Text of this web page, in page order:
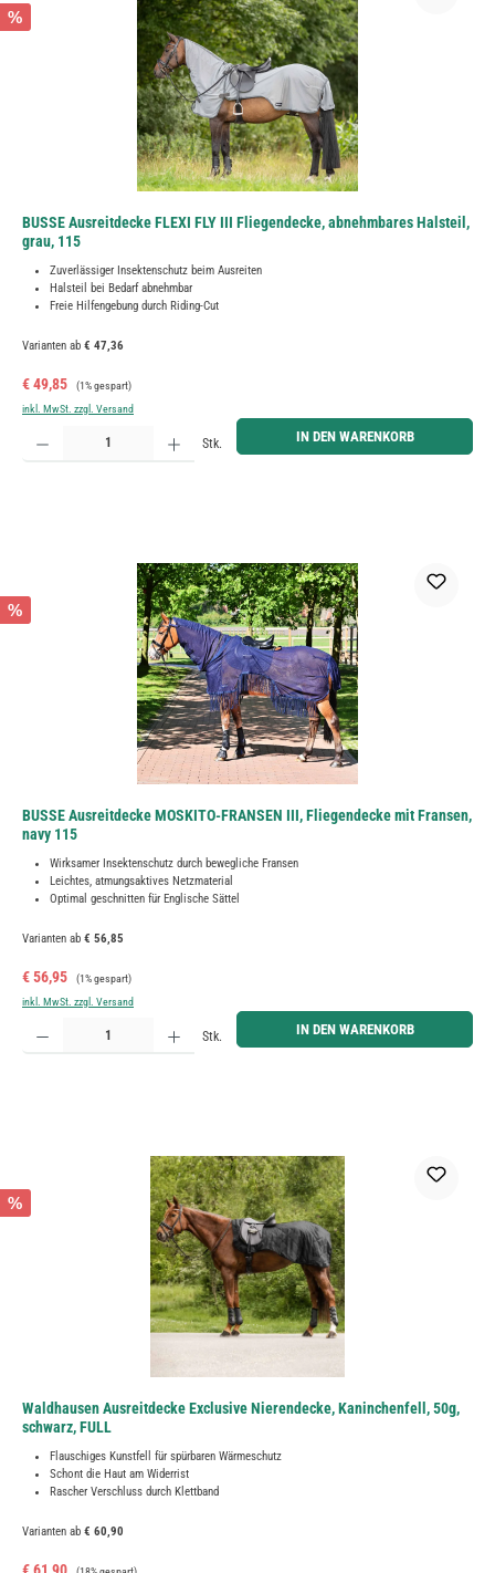
%
BUSSE Ausreitdecke FLEXI FLY III Fliegendecke, abnehmbares Halsteil,
grau, 115
Zuverlässiger Insektenschutz beim Ausreiten
Halsteil bei Bedarf abnehmbar
Freie Hilfengebung durch Riding-Cut
Varianten ab € 47,36
Verkaufspreis:
€ 49,85 Regulärer Preis:
(1% gespart)
inkl. MwSt. zzgl. Versand
Produkt Anzahl: Gib den gewünschten Wert ein oder benutze die Schaltflächen um die Anzahl zu
Stk. IN DEN WARENKORB
%
BUSSE Ausreitdecke MOSKITO-FRANSEN III, Fliegendecke mit Fransen,
navy 115
Wirksamer Insektenschutz durch bewegliche Fransen
Leichtes, atmungsaktives Netzmaterial
Optimal geschnitten für Englische Sättel
Varianten ab € 56,85
Verkaufspreis:
€ 56,95 Regulärer Preis:
(1% gespart)
inkl. MwSt. zzgl. Versand
Produkt Anzahl: Gib den gewünschten Wert ein oder benutze die Schaltflächen um die Anzahl zu
Stk. IN DEN WARENKORB
%
Waldhausen Ausreitdecke Exclusive Nierendecke, Kaninchenfell, 50g,
schwarz, FULL
Flauschiges Kunstfell für spürbaren Wärmeschutz
Schont die Haut am Widerrist
Rascher Verschluss durch Klettband
Varianten ab € 60,90
Verkaufspreis:Regulärer Preis: